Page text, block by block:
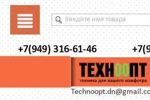
+7(949) 316-61-46